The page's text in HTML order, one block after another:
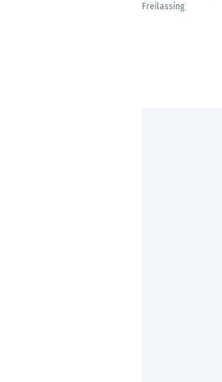
Freilassing